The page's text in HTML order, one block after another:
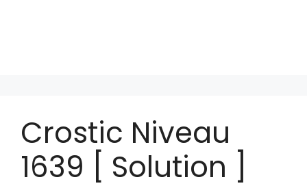
Crostic Niveau
1639 [ Solution ]